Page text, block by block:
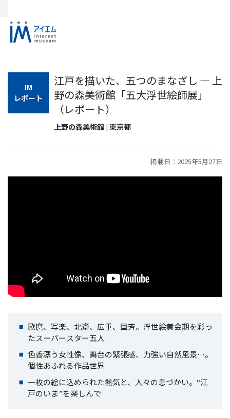
IM
レポート
江戸を描いた、五つのまなざし ― 上
野の森美術館「五大浮世絵師展」
（レポート）
上野の森美術館 | 東京都
掲載日：2025年5月27日
歌麿、写楽、北斎、広重、国芳。浮世絵黄金期を彩っ
たスーパースター五人
色香漂う女性像、舞台の緊張感、力強い自然風景…。
個性あふれる作品世界
一枚の絵に込められた熱気と、人々の息づかい。“江
戸のいま”を楽しんで